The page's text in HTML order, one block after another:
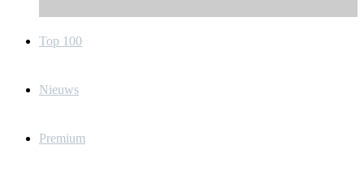
Top 100
Nieuws
Premium